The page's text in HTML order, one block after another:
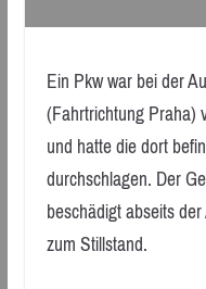
Ein Pkw war bei der
(Fahrtrichtung Praha)
und hatte die dort
durchschlagen. Der
beschädigt abseits
zum Stillstand.